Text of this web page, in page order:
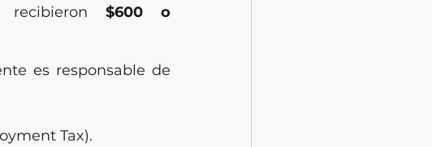
recibieron $600 o
es responsable de
Tax).